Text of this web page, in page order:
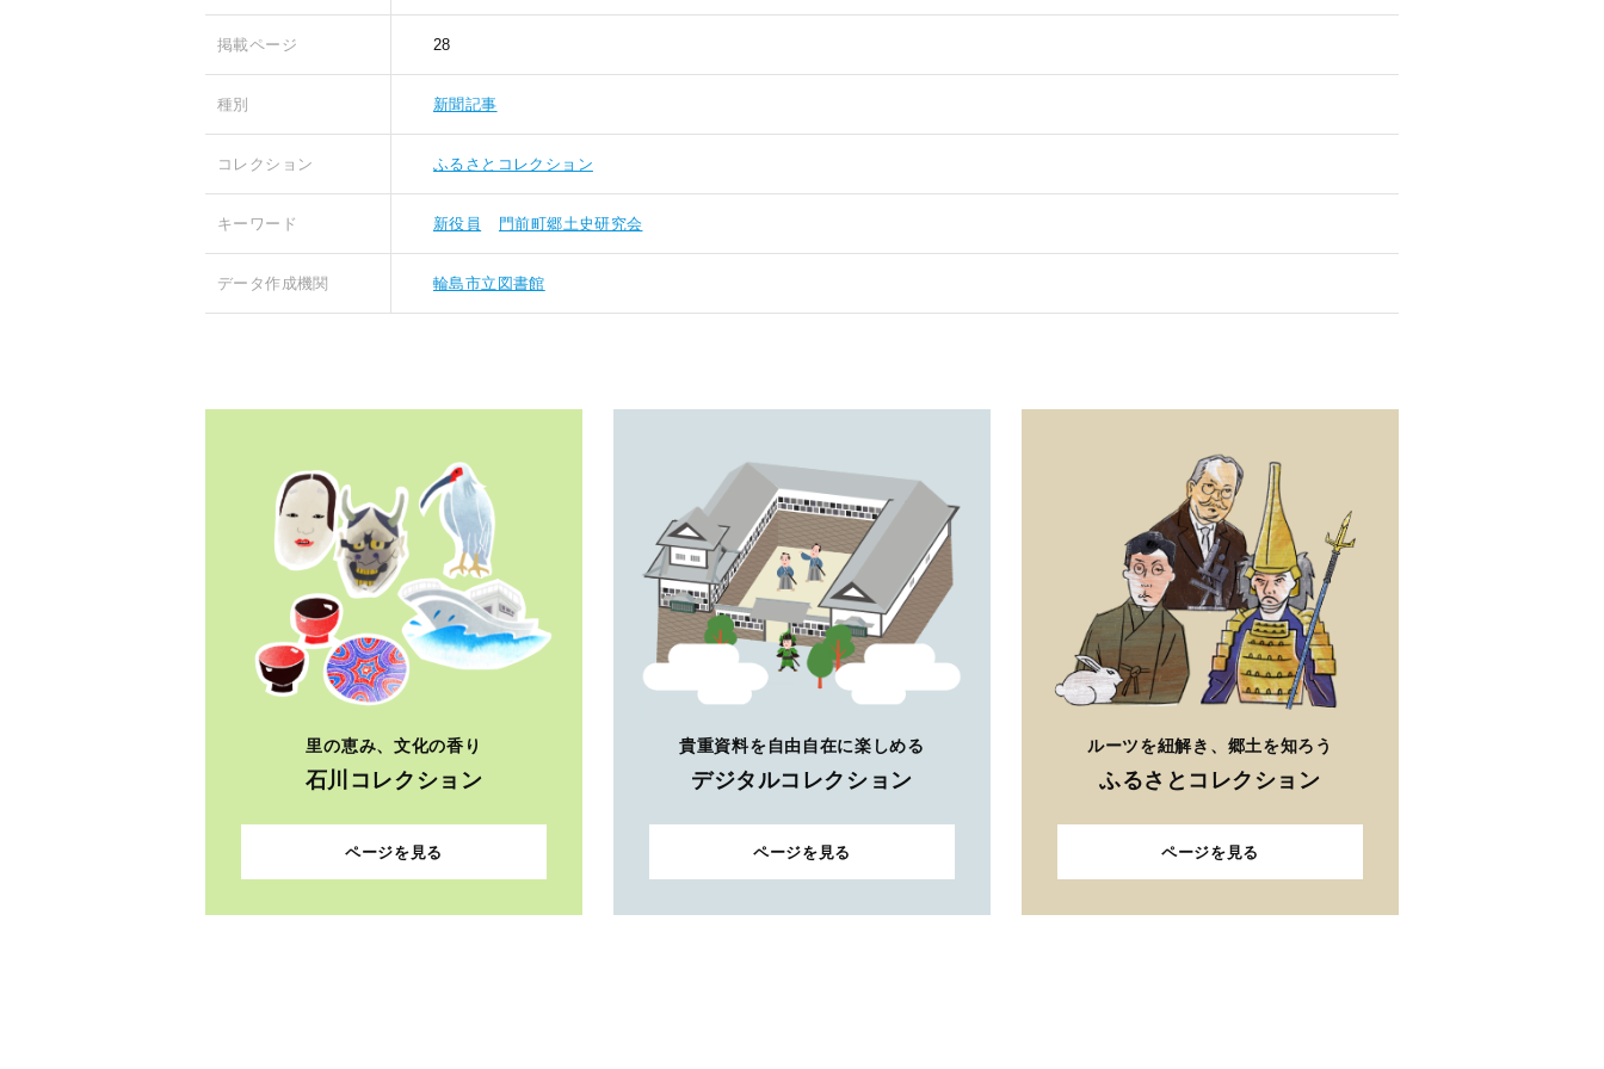
掲載ページ 28
種別 新聞記事
コレクション ふるさとコレクション
キーワード 新役員 門前町郷土史研究会
データ作成機関 輪島市立図書館
里の恵み、文化の香り
石川コレクション
ページを見る
貴重資料を自由自在に楽しめる
デジタルコレクション
ページを見る
ルーツを紐解き、郷土を知ろう
ふるさとコレクション
ページを見る